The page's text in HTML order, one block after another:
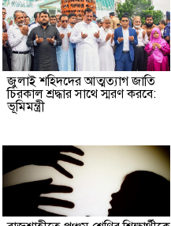
জুলাই শহিদদের আত্মত্যাগ জাতি
চিরকাল শ্রদ্ধার সাথে স্মরণ করবে:
ভূমিমন্ত্রী